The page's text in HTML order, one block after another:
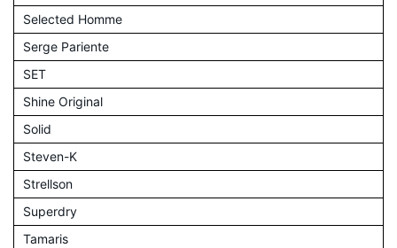
Selected Homme
Serge Pariente
SET
Shine Original
Solid
Steven-K
Strellson
Superdry
Tamaris